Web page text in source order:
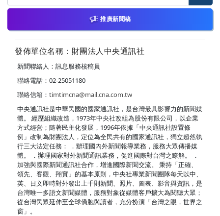
推廣新聞稿
發佈單位名稱：財團法人中央通訊社
新聞聯絡人：訊息服務核稿員
聯絡電話：02-25051180
聯絡信箱： timtimcna@mail.cna.com.tw
中央通訊社是中華民國的國家通訊社，是台灣最具影響力的新聞媒
體。 經歷組織改造，1973年中央社改組為股份有限公司，以企業
方式經營；隨著民主化發展，1996年依據「中央通訊社設置條
例」改制為財團法人，定位為全民共有的國家通訊社，獨立超然執
行三大法定任務： ．辦理國內外新聞報導業務，服務大眾傳播媒
體。 ．辦理國家對外新聞通訊業務，促進國際對台灣之瞭解。 ．
加強與國際新聞通訊社合作，增進國際新聞交流。 秉持「正確、
領先、客觀、翔實」的基本原則，中央社專業新聞團隊每天以中、
英、日文即時對外發出上千則新聞、照片、圖表、影音與資訊，是
台灣唯一多語文新聞媒體，服務對象從媒體客戶擴大為閱聽大眾；
從台灣民眾延伸至全球僑胞與讀者，充分扮演「台灣之眼，世界之
窗」。